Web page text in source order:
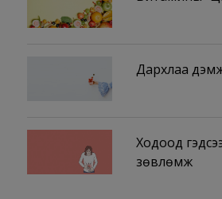
Дархлаа
Ходоод
зөвлөмж